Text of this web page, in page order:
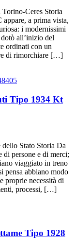
Ceres Storia
a prima vista,
i modernissimi
all’inizio del
ordinati con un
di rimorchiare […]
Tipo 1934 Kt
Stato Storia Da
di persone e di merci;
viaggiato in treno
pensa abbiano modo
proprie necessità di
processi, […]
Tipo 1928